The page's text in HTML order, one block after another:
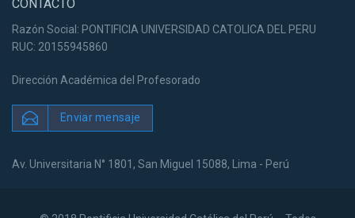
CONTACTO
Razón Social: PONTIFICIA UNIVERSIDAD CATOLICA DEL PERU
RUC: 20155945860
Dirección Académica del Profesorado
Enviar mensaje
Av. Universitaria N° 1801, San Miguel 15088, Lima - Perú